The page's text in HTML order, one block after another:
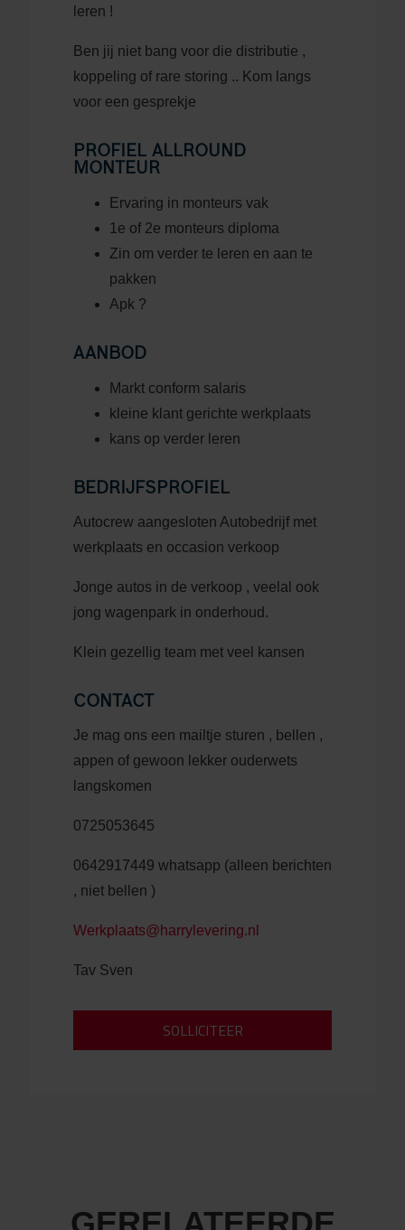
leren !
Ben jij niet bang voor die distributie ,
koppeling of rare storing .. Kom langs
voor een gesprekje
PROFIEL ALLROUND
MONTEUR
Ervaring in monteurs vak
1e of 2e monteurs diploma
Zin om verder te leren en aan te
pakken
Apk ?
AANBOD
Markt conform salaris
kleine klant gerichte werkplaats
kans op verder leren
BEDRIJFSPROFIEL
Autocrew aangesloten Autobedrijf met
werkplaats en occasion verkoop
Jonge autos in de verkoop , veelal ook
jong wagenpark in onderhoud.
Klein gezellig team met veel kansen
CONTACT
Je mag ons een mailtje sturen , bellen ,
appen of gewoon lekker ouderwets
langskomen
0725053645
0642917449 whatsapp (alleen berichten
, niet bellen )
Werkplaats@harrylevering.nl
Tav Sven